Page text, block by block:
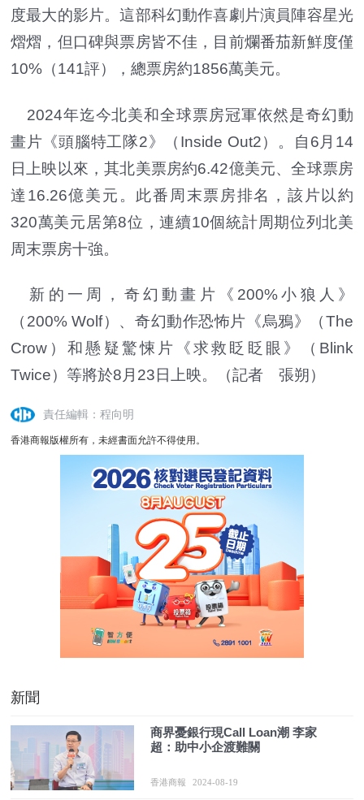
度最大的影片。這部科幻動作喜劇片演員陣容星光
熠熠，但口碑與票房皆不佳，目前爛番茄新鮮度僅
10%（141評），總票房約1856萬美元。
2024年迄今北美和全球票房冠軍依然是奇幻動
畫片《頭腦特工隊2》（Inside Out2）。自6月14
日上映以來，其北美票房約6.42億美元、全球票房
達16.26億美元。此番周末票房排名，該片以約
320萬美元居第8位，連續10個統計周期位列北美
周末票房十強。
新的一周，奇幻動畫片《200%小狼人》
（200% Wolf）、奇幻動作恐怖片《烏鴉》（The
Crow）和懸疑驚悚片《求救眨眨眼》（Blink
Twice）等將於8月23日上映。（記者 張朔）
責任編輯：程向明
香港商報版權所有，未經書面允許不得使用。
新聞
商界憂銀行現Call Loan潮 李家
超：助中小企渡難關
香港商報 2024-08-19